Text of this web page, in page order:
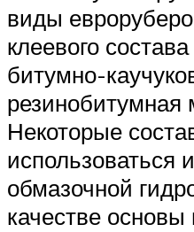
виды
клеевого
битумно-
резинобитумная
Некоторые
использоваться
обмазочной
качестве